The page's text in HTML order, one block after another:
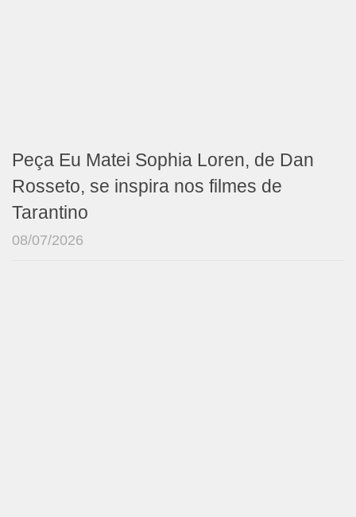
Peça Eu Matei Sophia Loren, de Dan
Rosseto, se inspira nos filmes de
Tarantino
08/07/2026